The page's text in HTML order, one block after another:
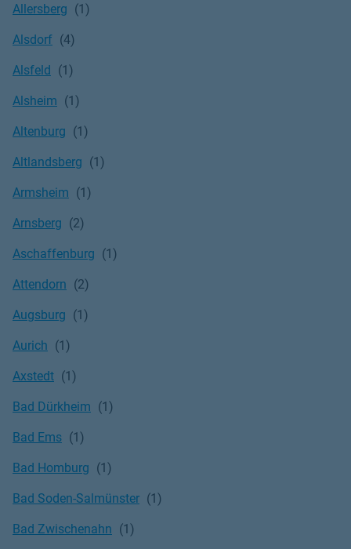
Allersberg
Alsdorf
Alsfeld
Alsheim
Altenburg
Altlandsberg
Armsheim
Arnsberg
Aschaffenburg
Attendorn
Augsburg
Aurich
Axstedt
Bad Dürkheim
Bad Ems
Bad Homburg
Bad Soden-Salmünster
Bad Zwischenahn